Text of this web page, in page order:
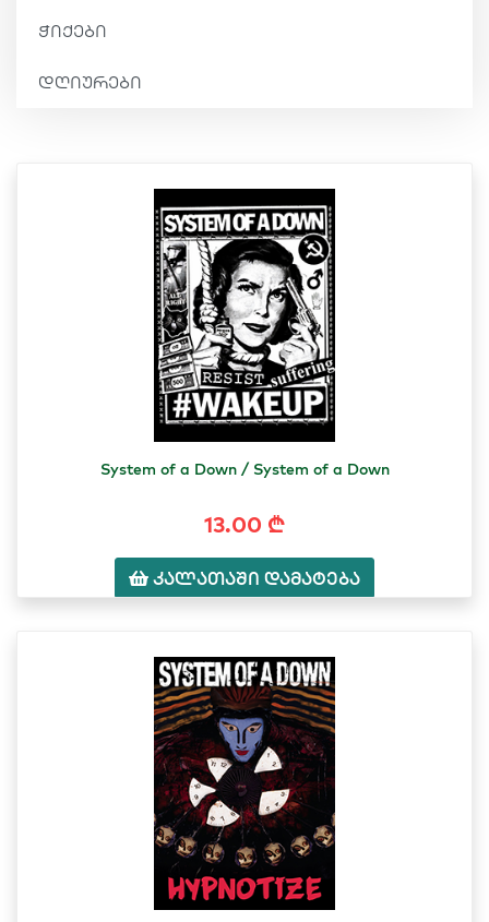
ჭიქები
დღიურები
System of a Down / System of a Down
13.00 ₾
კალათაში დამატება